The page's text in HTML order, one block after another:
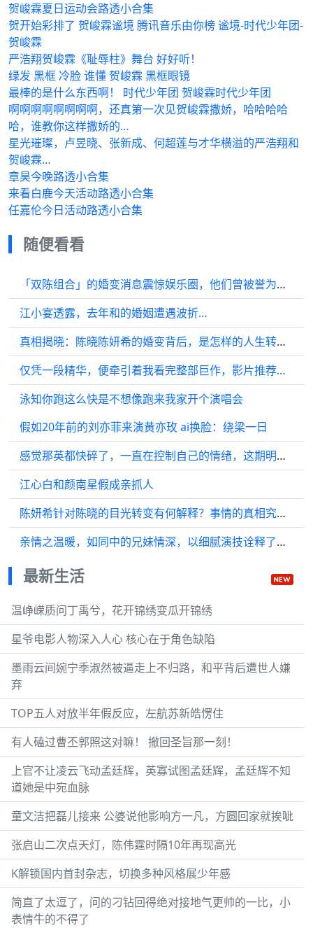
贺峻霖夏日运动会路透小合集
贺开始彩排了 贺峻霖谧境 腾讯音乐由你榜 谧境-时代少年团-
贺峻霖
严浩翔贺峻霖《耻辱柱》舞台 好好听！
绿发 黑框 冷脸 谁懂 贺峻霖 黑框眼镜
最棒的是什么东西啊！ 时代少年团 贺峻霖时代少年团
啊啊啊啊啊啊啊啊，还真第一次见贺峻霖撒娇，哈哈哈哈
哈，谁教你这样撒娇的…
星光璀璨，卢昱晓、张新成、何超莲与才华横溢的严浩翔和
贺峻霖…
章昊今晚路透小合集
来看白鹿今天活动路透小合集
任嘉伦今日活动路透小合集
随便看看
「双陈组合」的婚变消息震惊娱乐圈，他们曾被誉为模范夫妻的典范啊！
江小宴透露，去年和的婚姻遭遇波折…
真相揭晓：陈晓陈妍希的婚变背后，是怎样的人生转折？陈妍希 娱乐圈秘闻
仅凭一段精华，便牵引着我看完整部巨作，影片推荐…
泳知你跑这么快是不想像跑来我家开个演唱会
假如20年前的刘亦菲来演黄亦玫 ai换脸：绕梁一日
感觉那英都快碎了，一直在控制自己的情绪，这期明明唱得很稳很松弛…
江心白和颜南星假成亲抓人
陈妍希针对陈晓的目光转变有何解释？事情的真相究竟如何？
亲情之温暖，如同中的兄妹情深，以细腻演技诠释了这份牵绊
最新生活
温峥嵘质问丁禹兮，花开锦绣变瓜开锦绣
星爷电影人物深入人心 核心在于角色缺陷
墨雨云间婉宁季淑然被逼走上不归路，和平背后遭世人嫌
弃
TOP五人对放半年假反应，左航苏新皓愣住
有人磕过曹丕郭照这对嘛！ 撤回圣旨那一刻！
上官不让凌云飞动孟廷辉，英寡试图孟廷辉，孟廷辉不知
道她是中宛血脉
童文洁把磊儿接来 公婆说他影响方一凡，方圆回家就挨呲
张启山二次点天灯，陈伟霆时隔10年再现高光
K解锁国内首封杂志，切换多种风格展少年感
简直了太逗了，问的刁钻回得绝对接地气更帅的一比，小
表情牛的不得了